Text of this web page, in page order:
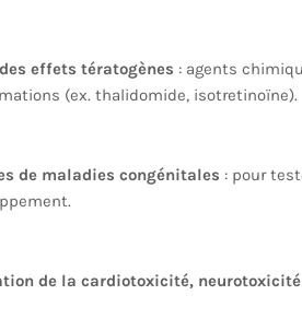
effets tératogènes : agents
(ex. thalidomide, isotretinoïne).
de maladies congénitales : pour
de la cardiotoxicité,